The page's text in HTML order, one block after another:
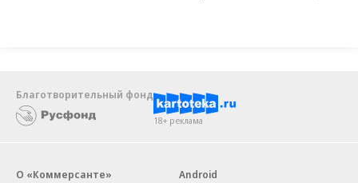
Благотворительный фонд
18+ реклама
О «Коммерсанте»
Android